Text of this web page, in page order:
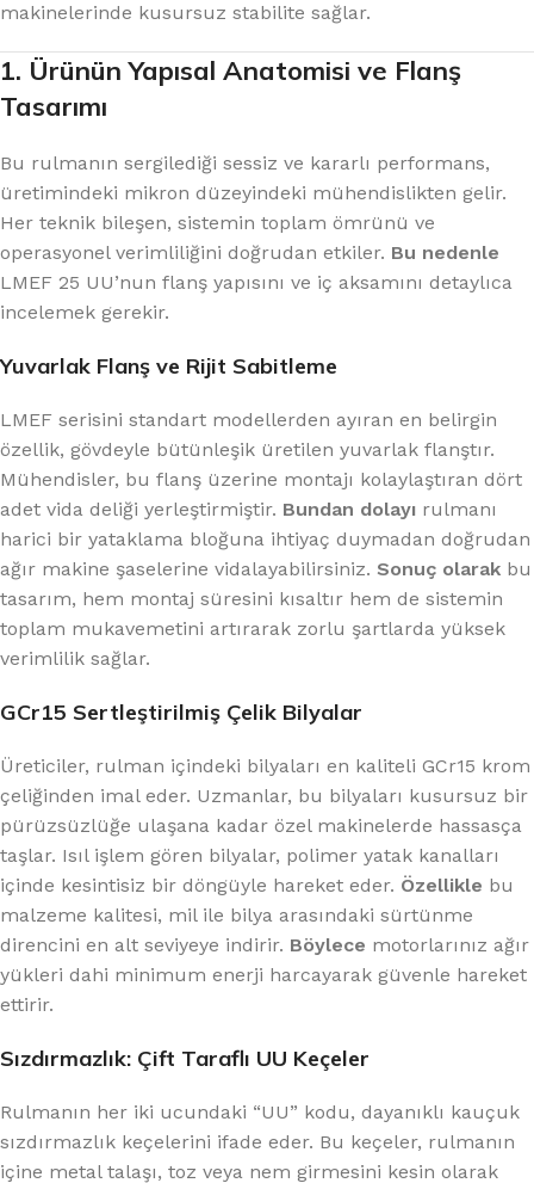
makinelerinde kusursuz stabilite sağlar.
1. Ürünün Yapısal Anatomisi ve Flanş
Tasarımı
Bu rulmanın sergilediği sessiz ve kararlı performans,
üretimindeki mikron düzeyindeki mühendislikten gelir.
Her teknik bileşen, sistemin toplam ömrünü ve
operasyonel verimliliğini doğrudan etkiler. Bu nedenle
LMEF 25 UU’nun flanş yapısını ve iç aksamını detaylıca
incelemek gerekir.
Yuvarlak Flanş ve Rijit Sabitleme
LMEF serisini standart modellerden ayıran en belirgin
özellik, gövdeyle bütünleşik üretilen yuvarlak flanştır.
Mühendisler, bu flanş üzerine montajı kolaylaştıran dört
adet vida deliği yerleştirmiştir. Bundan dolayı rulmanı
harici bir yataklama bloğuna ihtiyaç duymadan doğrudan
ağır makine şaselerine vidalayabilirsiniz. Sonuç olarak bu
tasarım, hem montaj süresini kısaltır hem de sistemin
toplam mukavemetini artırarak zorlu şartlarda yüksek
verimlilik sağlar.
GCr15 Sertleştirilmiş Çelik Bilyalar
Üreticiler, rulman içindeki bilyaları en kaliteli GCr15 krom
çeliğinden imal eder. Uzmanlar, bu bilyaları kusursuz bir
pürüzsüzlüğe ulaşana kadar özel makinelerde hassasça
taşlar. Isıl işlem gören bilyalar, polimer yatak kanalları
içinde kesintisiz bir döngüyle hareket eder. Özellikle bu
malzeme kalitesi, mil ile bilya arasındaki sürtünme
direncini en alt seviyeye indirir. Böylece motorlarınız ağır
yükleri dahi minimum enerji harcayarak güvenle hareket
ettirir.
Sızdırmazlık: Çift Taraflı UU Keçeler
Rulmanın her iki ucundaki “UU” kodu, dayanıklı kauçuk
sızdırmazlık keçelerini ifade eder. Bu keçeler, rulmanın
içine metal talaşı, toz veya nem girmesini kesin olarak